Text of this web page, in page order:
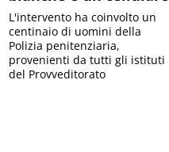
L'intervento ha coinvolto un
centinaio di uomini della
Polizia penitenziaria,
provenienti da tutti gli istituti
del Provveditorato